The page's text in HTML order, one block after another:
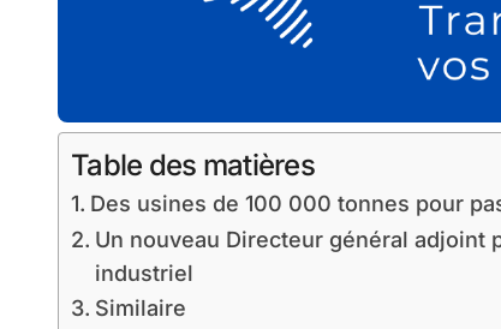
Table des matières
Des usines de 100 000 tonnes pour
Un nouveau Directeur général
industriel
Similaire